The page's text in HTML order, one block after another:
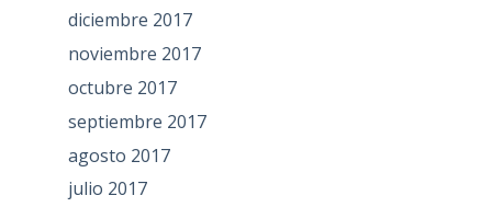
diciembre 2017
noviembre 2017
octubre 2017
septiembre 2017
agosto 2017
julio 2017